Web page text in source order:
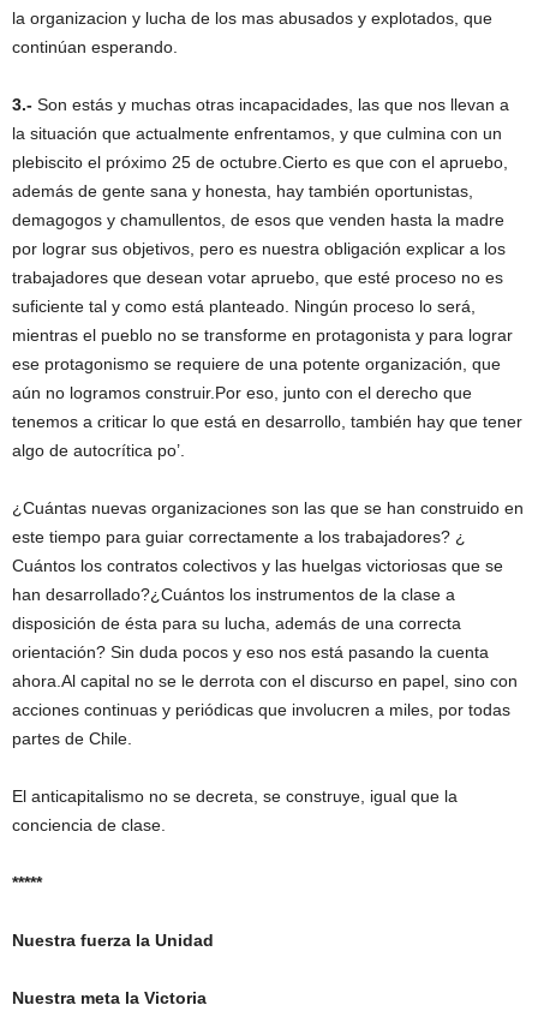
la organizacion y lucha de los mas abusados y explotados, que
continúan esperando.
3.- Son estás y muchas otras incapacidades, las que nos llevan a
la situación que actualmente enfrentamos, y que culmina con un
plebiscito el próximo 25 de octubre.Cierto es que con el apruebo,
además de gente sana y honesta, hay también oportunistas,
demagogos y chamullentos, de esos que venden hasta la madre
por lograr sus objetivos, pero es nuestra obligación explicar a los
trabajadores que desean votar apruebo, que esté proceso no es
suficiente tal y como está planteado. Ningún proceso lo será,
mientras el pueblo no se transforme en protagonista y para lograr
ese protagonismo se requiere de una potente organización, que
aún no logramos construir.Por eso, junto con el derecho que
tenemos a criticar lo que está en desarrollo, también hay que tener
algo de autocrítica po’.
¿Cuántas nuevas organizaciones son las que se han construido en
este tiempo para guiar correctamente a los trabajadores? ¿
Cuántos los contratos colectivos y las huelgas victoriosas que se
han desarrollado?¿Cuántos los instrumentos de la clase a
disposición de ésta para su lucha, además de una correcta
orientación? Sin duda pocos y eso nos está pasando la cuenta
ahora.Al capital no se le derrota con el discurso en papel, sino con
acciones continuas y periódicas que involucren a miles, por todas
partes de Chile.
El anticapitalismo no se decreta, se construye, igual que la
conciencia de clase.
*****
Nuestra fuerza la Unidad
Nuestra meta la Victoria